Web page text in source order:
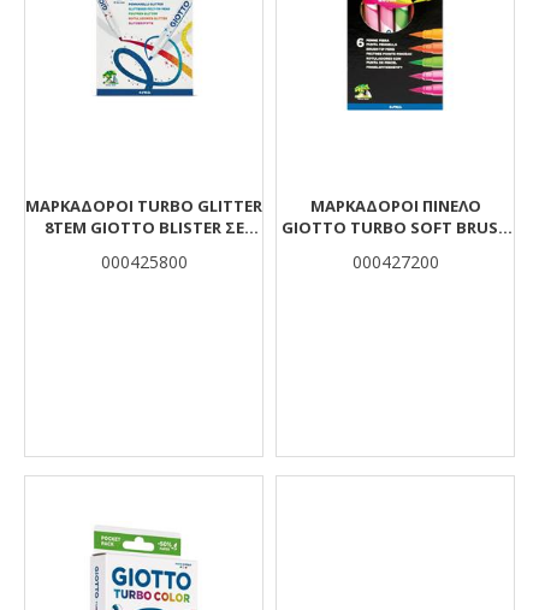
ΜΑΡΚΑΔΟΡΟΙ TURBO GLITTER
8ΤΕΜ GIOTTO BLISTER ΣΕ
000425800
ΜΑΡΚΑΔΟΡΟΙ ΠΙΝΕΛΟ
GIOTTO TURBO SOFT BRUSH
000427200